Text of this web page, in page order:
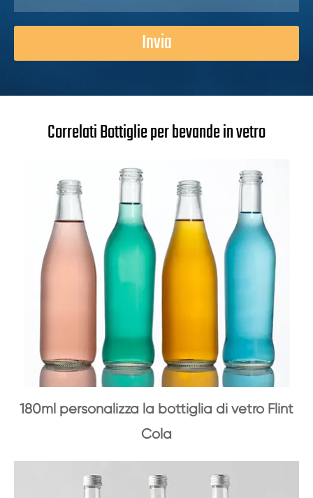
Invia
Correlati Bottiglie per bevande in vetro
180ml personalizza la bottiglia di vetro Flint
Cola